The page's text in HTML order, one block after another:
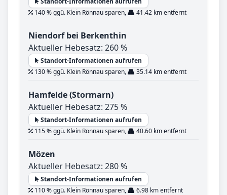
140 % ggü. Klein Rönnau sparen,
41.42 km entfernt
Niendorf bei Berkenthin
Aktueller Hebesatz: 260 %
Standort-Informationen aufrufen
130 % ggü. Klein Rönnau sparen,
35.14 km entfernt
Hamfelde (Stormarn)
Aktueller Hebesatz: 275 %
Standort-Informationen aufrufen
115 % ggü. Klein Rönnau sparen,
40.60 km entfernt
Mözen
Aktueller Hebesatz: 280 %
Standort-Informationen aufrufen
110 % ggü. Klein Rönnau sparen,
6.98 km entfernt